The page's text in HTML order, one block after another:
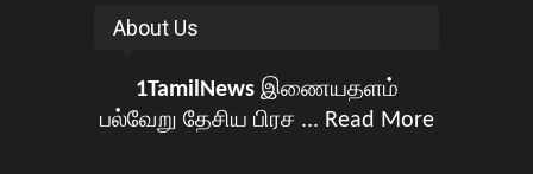
About Us
1TamilNewsஇணையதளம்
பல்வேறு தேசிய பிரச ... Read More